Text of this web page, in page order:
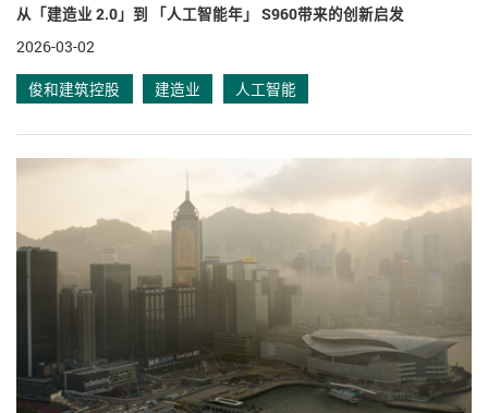
从「建造业 2.0」到 「人工智能年」 S960带来的创新启发
2026-03-02
俊和建筑控股 建造业 人工智能